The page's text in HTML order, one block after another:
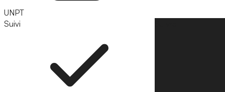
UNPT
Suivi